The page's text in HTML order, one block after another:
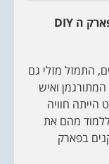
ה DIY
התמזל מזלי גם
ואיש
חוויה
מהם את
בפארק